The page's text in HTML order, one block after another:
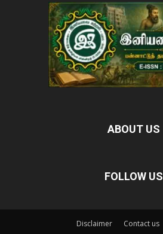
ABOUT US
FOLLOW US
Disclaimer Contact us